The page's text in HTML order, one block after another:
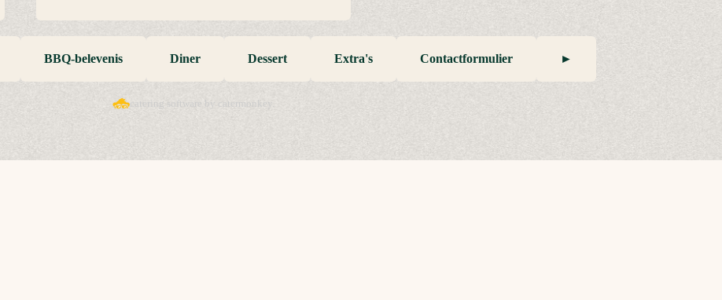
BBQ-belevenis Diner Dessert Extra's Contactformulier ►
catering software by catermonkey.